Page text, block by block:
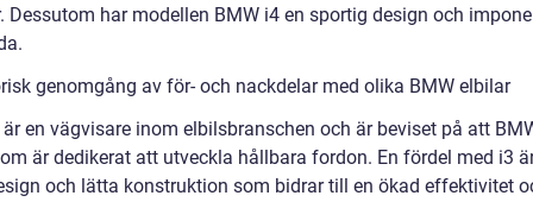
Dessutom har modellen BMW i4 en sportig design och
genomgång av för- och nackdelar med olika BMW elbilar
en vägvisare inom elbilsbranschen och är beviset på att
är dedikerat att utveckla hållbara fordon. En fördel med i3
och lätta konstruktion som bidrar till en ökad effektivitet